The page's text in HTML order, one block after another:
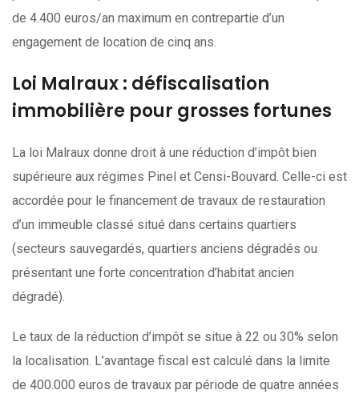
de 4.400 euros/an maximum en contrepartie d’un
engagement de location de cinq ans.
Loi Malraux : défiscalisation
immobilière pour grosses fortunes
La loi Malraux donne droit à une réduction d’impôt bien
supérieure aux régimes Pinel et Censi-Bouvard. Celle-ci est
accordée pour le financement de travaux de restauration
d’un immeuble classé situé dans certains quartiers
(secteurs sauvegardés, quartiers anciens dégradés ou
présentant une forte concentration d’habitat ancien
dégradé).
Le taux de la réduction d’impôt se situe à 22 ou 30% selon
la localisation. L’avantage fiscal est calculé dans la limite
de 400.000 euros de travaux par période de quatre années